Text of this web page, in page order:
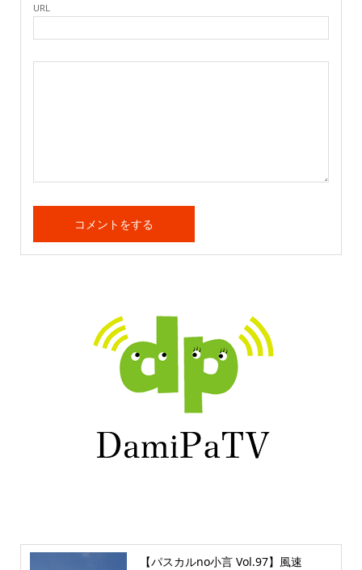
URL
【パスカルno小言 Vol.97】風速